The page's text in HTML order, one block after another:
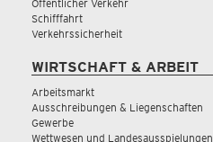
Öffentlicher Verkehr
Schifffahrt
Verkehrssicherheit
WIRTSCHAFT & ARBEIT
Arbeitsmarkt
Ausschreibungen & Liegenschaften
Gewerbe
Wettwesen und